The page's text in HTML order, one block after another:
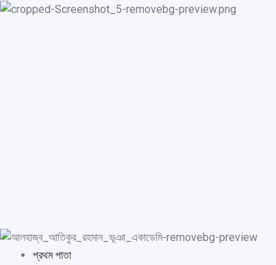
প্রথম পাতা